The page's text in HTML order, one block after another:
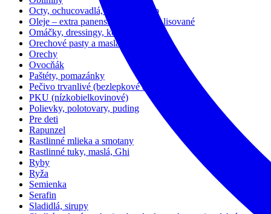
Octy, ochucovadlá, bujóny, kečup
Oleje – extra panenské, za studena lisované
Omáčky, dressingy, konzervy
Orechové pasty a maslá
Orechy
Ovocňák
Paštéty, pomazánky
Pečivo trvanlivé (bezlepkové aj lepkové)
PKU (nízkobielkovinové)
Polievky, polotovary, puding
Pre deti
Rapunzel
Rastlinné mlieka a smotany
Rastlinné tuky, maslá, Ghi
Ryby
Ryža
Semienka
Serafin
Sladidlá, sirupy